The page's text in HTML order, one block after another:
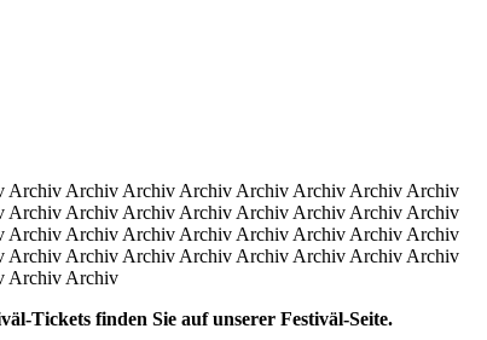
Archiv Archiv Archiv Archiv Archiv Archiv Archiv
Archiv Archiv Archiv Archiv Archiv Archiv Archiv
Archiv Archiv Archiv Archiv Archiv Archiv Archiv
Archiv Archiv Archiv Archiv Archiv Archiv Archiv
Archiv Archiv
Tickets finden Sie auf unserer Festiväl-Seite.